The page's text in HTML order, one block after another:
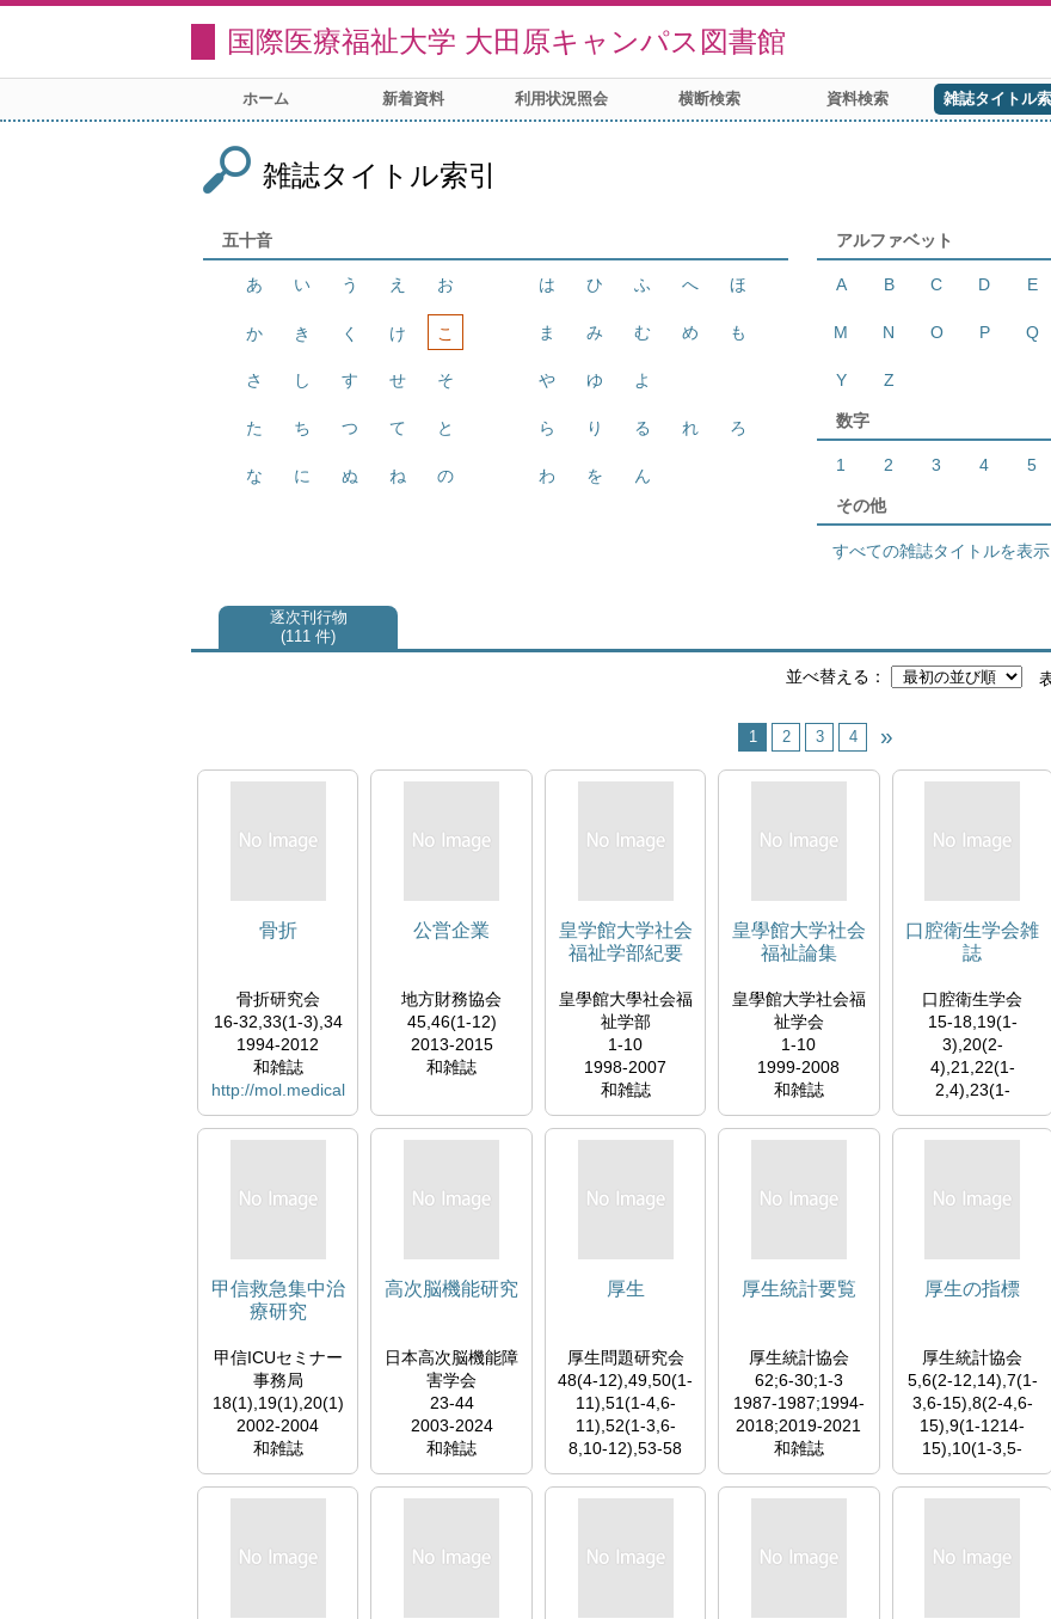
国際医療福祉大学 大田原キャンパス図書館
ホーム 新着資料 利用状況照会 横断検索 資料検索 雑誌タイトル索
雑誌タイトル索引
五十音
あ い う え お
か き く け こ
さ し す せ そ
た ち つ て と
な に ぬ ね の
は ひ ふ へ ほ
ま み む め も
や ゆ よ
ら り る れ ろ
わ を ん
アルファベット
A B C D E
M N O P Q
Y Z
数字
1 2 3 4 5
その他
すべての雑誌タイトルを表示
逐次刊行物
111 件
並べ替える
1 2 3 4
骨折
骨折研究会
16-32,33(1-3),34
1994-2012
和雑誌
http://mol.medical
online.jp/library/ar
chive/select?
公営企業
地方財務協会
45,46(1-12)
2013-2015
和雑誌
皇学館大学社会
福祉学部紀要
皇學館大學社会福
祉学部
1-10
1998-2007
和雑誌
皇學館大学社会
福祉論集
皇學館大学社会福
祉学会
1-10
1999-2008
和雑誌
口腔衛生学会雑
誌
口腔衛生学会
15-18,19(1-
3),20(2-
4),21,22(1-
2,4),23(1-
3),24(1,3-4),25-
32,39(1-
1965-1997
chive/select?
.jst.go.jp/browse/j
dh1952/-char/ja/
http://ci.nii.ac.jp/v
ol_issue/nels/AN0
0081407_ja.html
甲信救急集中治
療研究
甲信ICUセミナー
事務局
18(1),19(1),20(1)
2002-2004
和雑誌
http://mol.medical
online.jp/library/ar
高次脳機能研究
日本高次脳機能障
害学会
23-44
2003-2024
和雑誌
https://www.jstage
.jst.go.jp/browse/h
.jst.go.jp/browse/a
厚生
厚生問題研究会
48(4-12),49,50(1-
11),51(1-4,6-
11),52(1-3,6-
8,10-12),53-58
1993-2003
和雑誌
厚生統計要覧
厚生統計協会
62;6-30;1-3
1987-1987;1994-
2018;2019-2021
和雑誌
厚生の指標
厚生統計協会
5,6(2-12,14),7(1-
3,6-15),8(2-4,6-
15),9(1-1214-
15),10(1-3,5-
16),11-16,17(1-
13,16),18,19(1-
22,23(1-12,14-